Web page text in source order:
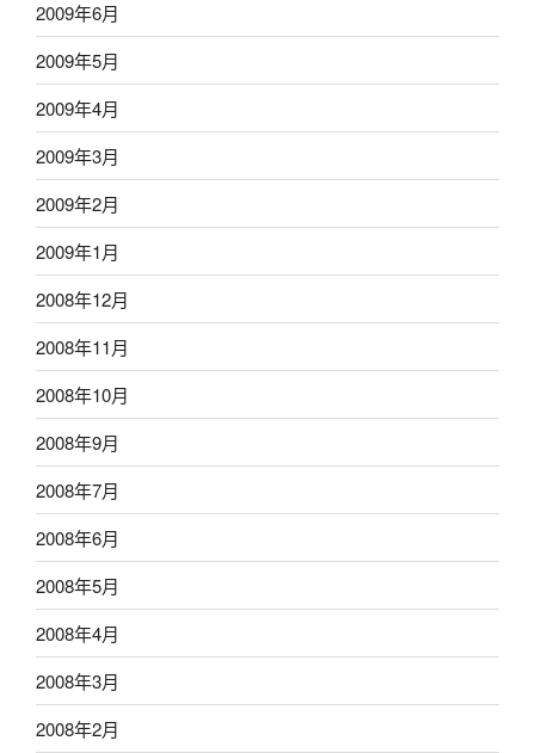
2009年6月
2009年5月
2009年4月
2009年3月
2009年2月
2009年1月
2008年12月
2008年11月
2008年10月
2008年9月
2008年7月
2008年6月
2008年5月
2008年4月
2008年3月
2008年2月